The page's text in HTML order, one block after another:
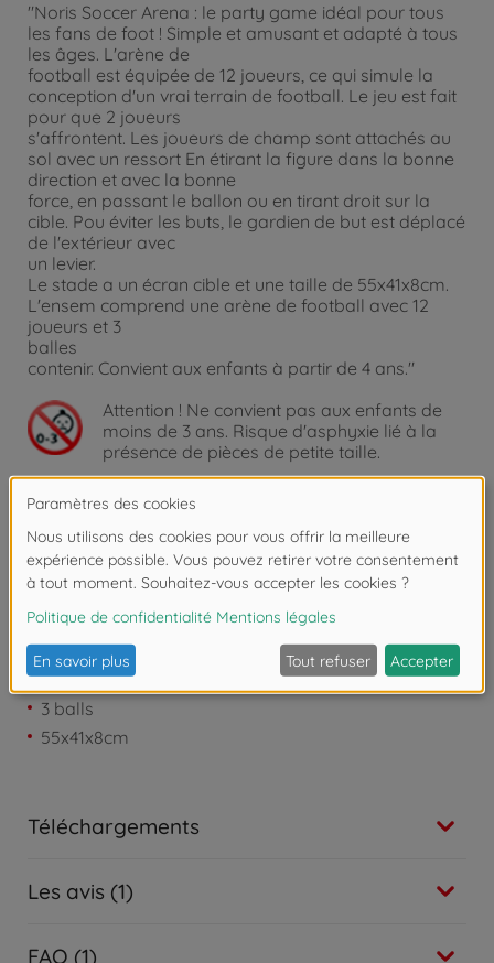
"Noris Soccer Arena : le party game idéal pour tous
les fans de foot ! Simple et amusant et adapté à tous
les âges. L'arène de
football est équipée de 12 joueurs, ce qui simule la
conception d'un vrai terrain de football. Le jeu est fait
pour que 2 joueurs
s'affrontent. Les joueurs de champ sont attachés au
sol avec un ressort En étirant la figure dans la bonne
direction et avec la bonne
force, en passant le ballon ou en tirant droit sur la
cible. Pou éviter les buts, le gardien de but est déplacé
de l'extérieur avec
un levier.
Le stade a un écran cible et une taille de 55x41x8cm.
L'ensem comprend une arène de football avec 12
joueurs et 3
balles
contenir. Convient aux enfants à partir de 4 ans."
Attention ! Ne convient pas aux enfants de
moins de 3 ans. Risque d'asphyxie lié à la
présence de pièces de petite taille.
Détails
scoreboard
12 players
3 balls
55x41x8cm
Téléchargements
Les avis (1)
FAQ (1)